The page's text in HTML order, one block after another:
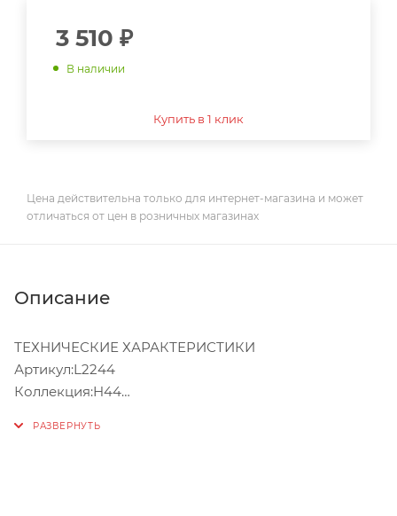
3 510 ₽
В наличии
Купить в 1 клик
Цена действительна только для интернет-магазина и может
отличаться от цен в розничных магазинах
Описание
ТЕХНИЧЕСКИЕ ХАРАКТЕРИСТИКИ
Артикул:L2244
Коллекция:H44